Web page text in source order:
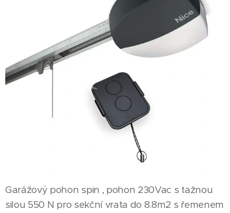
Garážový pohon spin , pohon 230Vac s tažnou
silou 550 N pro sekční vrata do 8.8m2 s řemenem